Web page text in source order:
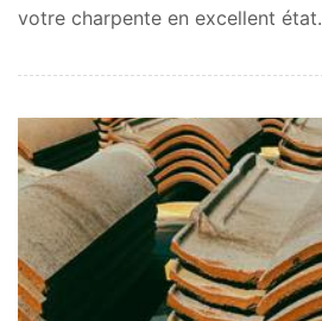
votre charpente en excellent état.